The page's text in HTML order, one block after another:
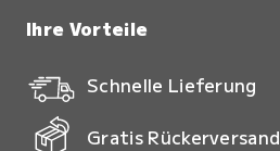
Ihre Vorteile
Schnelle Lieferung
Gratis Rückerversand